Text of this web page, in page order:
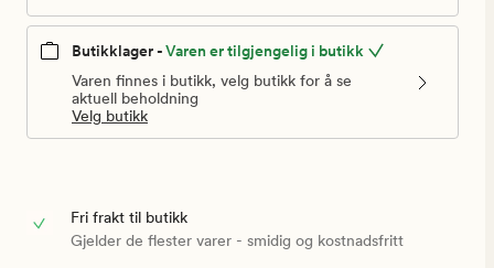
Butikklager -Varen er tilgjengelig i butikk
Varen finnes i butikk, velg butikk for å se
aktuell beholdning
Velg butikk
Fri frakt til butikk
Gjelder de flester varer - smidig og kostnadsfritt